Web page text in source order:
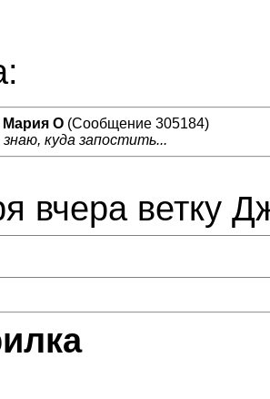
Мария О (Сообщение 305184)
куда запостить...
вчера ветку